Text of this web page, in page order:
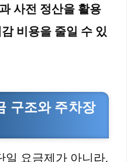
사전 정산을 활용
비용을 줄일 수 있
구조와 주차장
일 요금제가 아니라,